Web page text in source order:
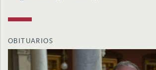
OBITUARIOS